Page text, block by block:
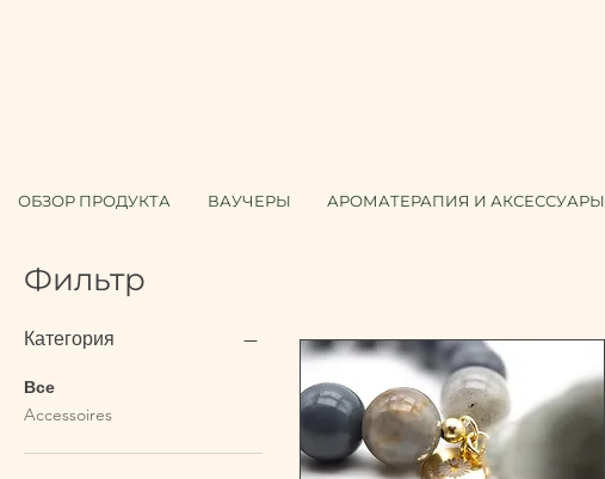
ОБЗОР ПРОДУКТА ВАУЧЕРЫ АРОМАТЕРАПИЯ И АКСЕССУАРЫ
Фильтр
Категория
Все
Accessoires